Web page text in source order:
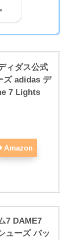
ィダス公式
ズ adidas デ
7 Lights
Amazon
7 DAME7
ューズ バッ